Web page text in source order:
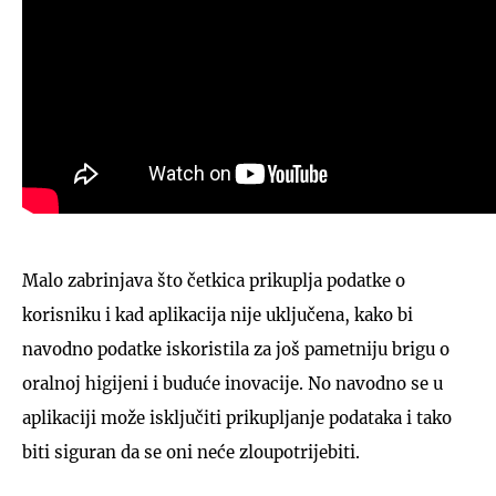
Malo zabrinjava što četkica prikuplja podatke o
korisniku i kad aplikacija nije uključena, kako bi
navodno podatke iskoristila za još pametniju brigu o
oralnoj higijeni i buduće inovacije. No navodno se u
aplikaciji može isključiti prikupljanje podataka i tako
biti siguran da se oni neće zloupotrijebiti.